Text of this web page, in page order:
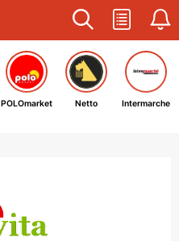
POLOmarket Netto Intermarche